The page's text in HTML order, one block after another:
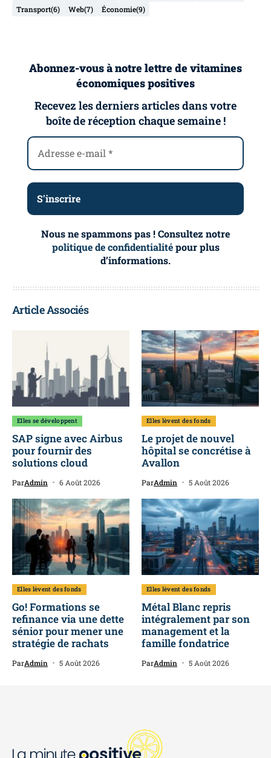
Transport(6) Web(7) Économie(9)
Abonnez-vous à notre lettre de vitamines
économiques positives
Recevez les derniers articles dans votre
boîte de réception chaque semaine !
Nous ne spammons pas ! Consultez notre
politique de confidentialitépour plus
d’informations.
Article Associés
Elles se développent
SAP signe avec Airbus
pour fournir des
solutions cloud
ParAdmin 6 Août 2026
Elles lèvent des fonds
Le projet de nouvel
hôpital se concrétise à
Avallon
ParAdmin 5 Août 2026
Elles lèvent des fonds
Go! Formations se
refinance via une dette
sénior pour mener une
stratégie de rachats
ParAdmin 5 Août 2026
Elles lèvent des fonds
Métal Blanc repris
intégralement par son
management et la
famille fondatrice
ParAdmin 5 Août 2026